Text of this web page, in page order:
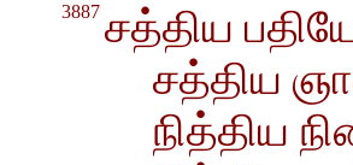
3887 சத்திய
சத்திய
நித்திய